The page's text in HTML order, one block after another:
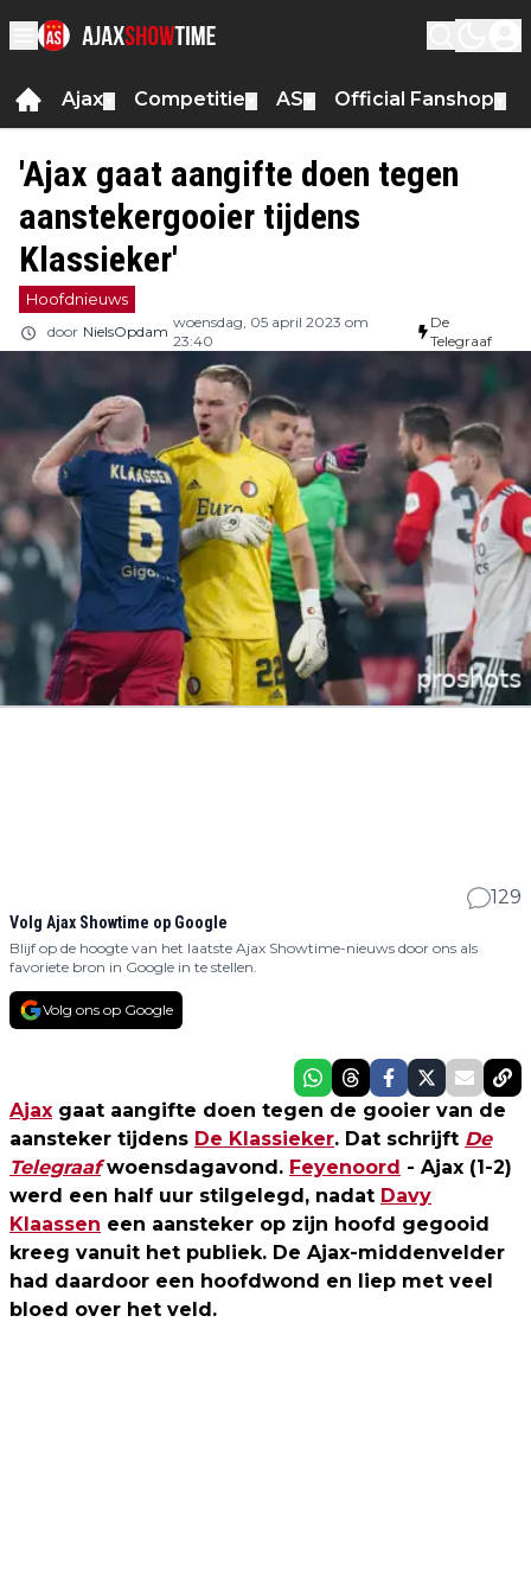
Ajax Competitie AS Official Fanshop
'Ajax gaat aangifte doen tegen
aanstekergooier tijdens
Klassieker'
Hoofdnieuws
door NielsOpdam
woensdag, 05 april 2023 om
23:40
De
Telegraaf
129
Volg Ajax Showtime op Google
Blijf op de hoogte van het laatste Ajax Showtime-nieuws door ons als
favoriete bron in Google in te stellen.
Volg ons op Google
Ajax gaat aangifte doen tegen de gooier van de
aansteker tijdens De Klassieker. Dat schrijft De
Telegraafwoensdagavond. Feyenoord - Ajax (1-2)
werd een half uur stilgelegd, nadat Davy
Klaassen een aansteker op zijn hoofd gegooid
kreeg vanuit het publiek. De Ajax-middenvelder
had daardoor een hoofdwond en liep met veel
bloed over het veld.